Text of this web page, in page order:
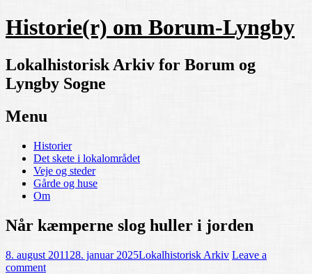
Historie(r) om Borum-Lyngby
Lokalhistorisk Arkiv for Borum og
Lyngby Sogne
Menu
Skip
content
Historier
Det skete i lokalområdet
Veje og steder
Gårde og huse
Om
Når kæmperne slog huller i jorden
8. august 2011 28. januar 2025Lokalhistorisk Arkiv Leave a
comment